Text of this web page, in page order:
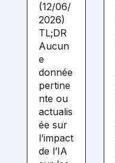
(12/06/
2026)
TL;DR
Aucun
e
donnée
pertine
nte ou
actualis
ée sur
l’impact
de l’IA